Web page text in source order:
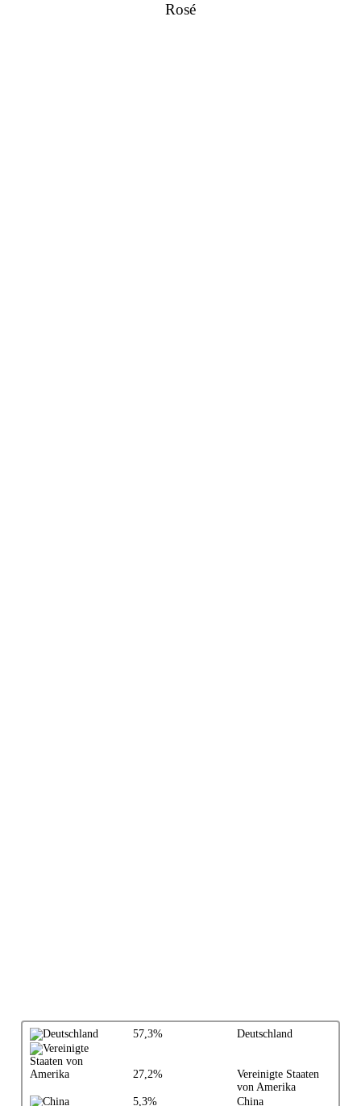
Rosé
57,3% Deutschland
27,2%
Vereinigte Staaten
von Amerika
5,3%
China